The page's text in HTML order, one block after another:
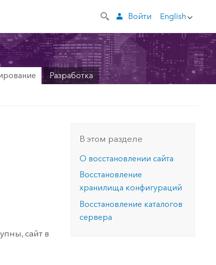
English
Войти
Разработка
сайт в
В этом разделе
О восстановлении сайта
Восстановление
хранилища конфигураций
Восстановление каталогов
сервера